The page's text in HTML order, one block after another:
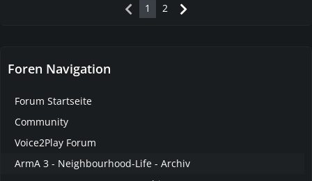
1 2
Foren Navigation
Forum Startseite
Community
Voice2Play Forum
ArmA 3 - Neighbourhood-Life - Archiv